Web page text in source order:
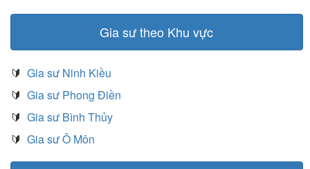
Gia sư theo Khu vực
🔰 Gia sư Ninh Kiều
🔰 Gia sư Phong Điền
🔰 Gia sư Bình Thủy
🔰 Gia sư Ô Môn